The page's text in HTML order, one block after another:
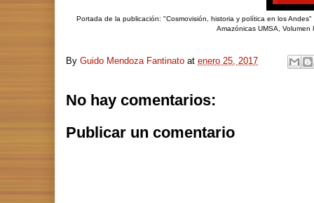
Portada de la publicación: "Cosmovisión, historia y política en los
Amazónicas UMSA,
By Guido Mendoza Fantinato at enero 25, 2017
No hay comentarios:
Publicar un comentario